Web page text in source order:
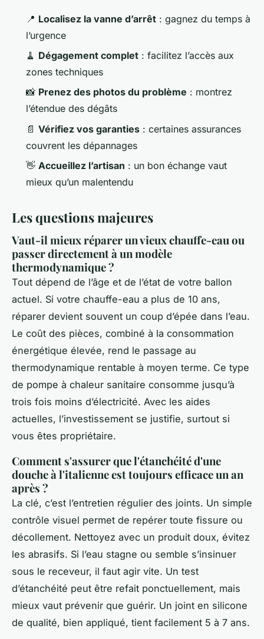
📍 Localisez la vanne d’arrêt : gagnez du temps à
l’urgence
🧹 Dégagement complet : facilitez l’accès aux
zones techniques
📸 Prenez des photos du problème : montrez
l’étendue des dégâts
📄 Vérifiez vos garanties : certaines assurances
couvrent les dépannages
👋 Accueillez l’artisan : un bon échange vaut
mieux qu’un malentendu
Les questions majeures
Vaut-il mieux réparer un vieux chauffe-eau ou
passer directement à un modèle
thermodynamique ?
Tout dépend de l’âge et de l’état de votre ballon
actuel. Si votre chauffe-eau a plus de 10 ans,
réparer devient souvent un coup d’épée dans l’eau.
Le coût des pièces, combiné à la consommation
énergétique élevée, rend le passage au
thermodynamique rentable à moyen terme. Ce type
de pompe à chaleur sanitaire consomme jusqu’à
trois fois moins d’électricité. Avec les aides
actuelles, l’investissement se justifie, surtout si
vous êtes propriétaire.
Comment s'assurer que l'étanchéité d'une
douche à l'italienne est toujours efficace un an
après ?
La clé, c’est l’entretien régulier des joints. Un simple
contrôle visuel permet de repérer toute fissure ou
décollement. Nettoyez avec un produit doux, évitez
les abrasifs. Si l’eau stagne ou semble s’insinuer
sous le receveur, il faut agir vite. Un test
d’étanchéité peut être refait ponctuellement, mais
mieux vaut prévenir que guérir. Un joint en silicone
de qualité, bien appliqué, tient facilement 5 à 7 ans.